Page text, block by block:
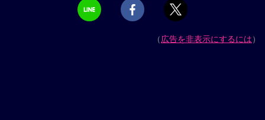
（広告を非表示にするには）